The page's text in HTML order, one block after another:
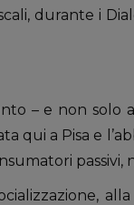
durante i
– e non solo
qui a Pisa e
passivi,